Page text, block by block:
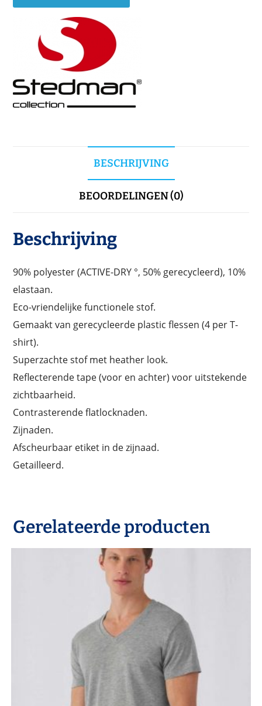
BESCHRIJVING
BEOORDELINGEN (0)
Beschrijving
90% polyester (ACTIVE-DRY °, 50% gerecycleerd), 10%
elastaan.
Eco-vriendelijke functionele stof.
Gemaakt van gerecycleerde plastic flessen (4 per T-
shirt).
Superzachte stof met heather look.
Reflecterende tape (voor en achter) voor uitstekende
zichtbaarheid.
Contrasterende flatlocknaden.
Zijnaden.
Afscheurbaar etiket in de zijnaad.
Getailleerd.
Gerelateerde producten